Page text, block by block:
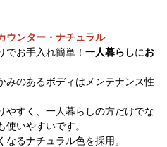
ウンター・ナチュラル
でお手入れ簡単！ 一人暮らしにお
みのあるボディはメンテナンス性
やすく、一人暮らしの方だけでな
いやすいです。
るナチュラル色を採用。